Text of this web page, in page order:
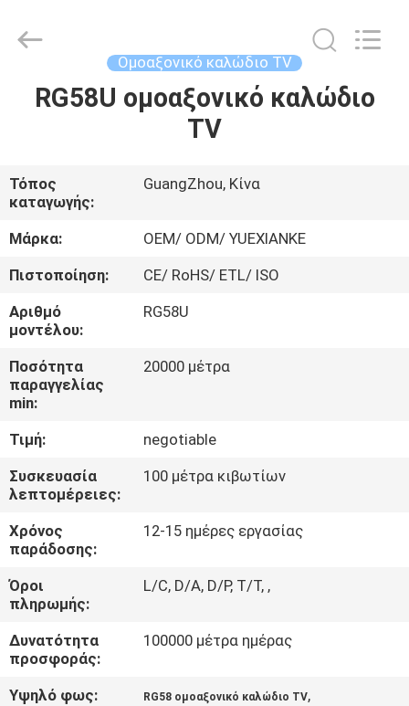
ΣΠΊΤΙ
ΒΊΝΤΕΟ
ΠΕΡΊΠΟΥ
ΕΜΕΊΣ
ΓΎΡΟΣ
ΕΡΓΟΣΤΑΣΊΩΝ
ΠΟΙΟΤΙΚΌΣ
ΈΛΕΓΧΟΣ
ΜΑΣ
ΕΛΆΤΕ
ΣΕ
ΕΠΑΦΉ
ΜΕ
Cable
Industry
Reserved.
Ομοαξονικό καλώδιο TV
RG58U ομοαξονικό καλώδιο
TV
Τόπος
καταγωγής:
GuangZhou, Κίνα
Μάρκα:
OEM/ ODM/ YUEXIANKE
Πιστοποίηση:
CE/ RoHS/ ETL/ ISO
Αριθμό
μοντέλου:
RG58U
Ποσότητα
παραγγελίας
min:
20000 μέτρα
Τιμή:
negotiable
Συσκευασία
λεπτομέρειες:
100 μέτρα κιβωτίων
Χρόνος
παράδοσης:
12-15 ημέρες εργασίας
Όροι
πληρωμής:
L/C, D/A, D/P, T/T, ,
Δυνατότητα
προσφοράς:
100000 μέτρα ημέρας
Υψηλό φως: RG58 ομοαξονικό καλώδιο TV,